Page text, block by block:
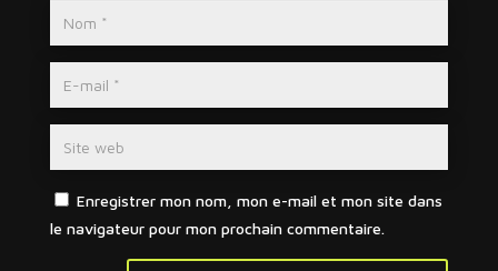
Enregistrer mon nom, mon e-mail et mon site dans
le navigateur pour mon prochain commentaire.